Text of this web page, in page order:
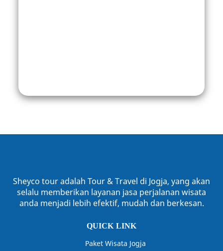
Sheyco tour adalah Tour & Travel di Jogja, yang akan
selalu memberikan layanan jasa perjalanan wisata
anda menjadi lebih efektif, mudah dan berkesan.
QUICK LINK
Paket Wisata Jogja